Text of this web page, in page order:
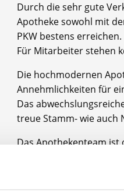
Durch die sehr gute
Apotheke sowohl mit
PKW bestens erreichen.
Für Mitarbeiter stehen
Die hochmodernen
Annehmlichkeiten für
Das
treue Stamm- wie auch
Das Apothekenteam